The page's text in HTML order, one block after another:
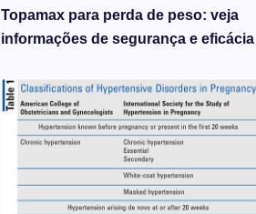
Topamax para perda de peso: veja
informações de segurança e eficácia